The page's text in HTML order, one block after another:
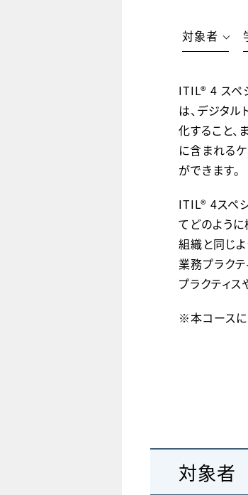
対象者
ITIL® 4 スペ
は、デジタ
化すること
に含まれる
ができます。
ITIL® 4スペ
てどのよう
組織と同じ
業務プラク
プラクティ
※本コースに
対象者